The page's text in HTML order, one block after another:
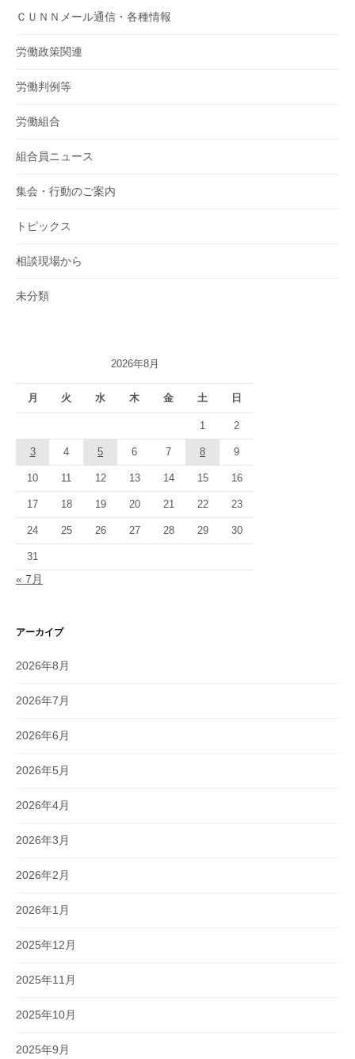
ＣＵＮＮメール通信・各種情報
労働政策関連
労働判例等
労働組合
組合員ニュース
集会・行動のご案内
トピックス
相談現場から
未分類
2026年8月
月 火 水 木 金 土 日
1 2
3 4 5 6 7 8 9
10 11 12 13 14 15 16
17 18 19 20 21 22 23
24 25 26 27 28 29 30
31
« 7月
アーカイブ
2026年8月
2026年7月
2026年6月
2026年5月
2026年4月
2026年3月
2026年2月
2026年1月
2025年12月
2025年11月
2025年10月
2025年9月